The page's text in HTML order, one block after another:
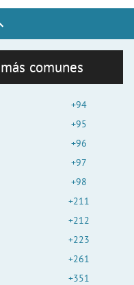
comunes
+94
+95
+96
+97
+98
+211
+212
+223
+261
+351